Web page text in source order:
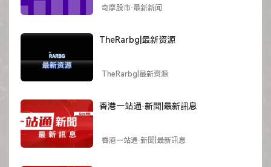
奇摩股市·最新新闻
TheRarbg|最新资源
TheRarbg|最新资源
香港一站通·新聞|最新訊息
香港一站通·新聞|最新訊息